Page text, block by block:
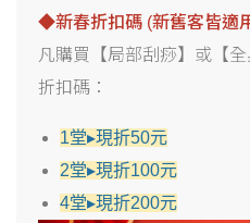
◆新春折扣碼 (新舊客皆適
凡購買【局部刮痧】或【
折扣碼：
1堂▸現折50元
2堂▸現折100元
4堂▸現折200元